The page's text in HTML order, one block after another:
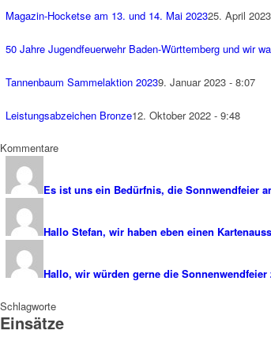
Magazin-Hocketse am 13. und 14. Mai 202325. April
50 Jahre Jugendfeuerwehr Baden-Württemberg und wir
Tannenbaum Sammelaktion 20239. Januar 2023 - 8:07
Leistungsabzeichen Bronze12. Oktober 2022 - 9:48
Kommentare
Es ist uns ein Bedürfnis, die Sonnwendfeier
Hallo Stefan, wir haben eben einen
Hallo, wir würden gerne die Sonnenwendfeier
Schlagworte
Einsätze